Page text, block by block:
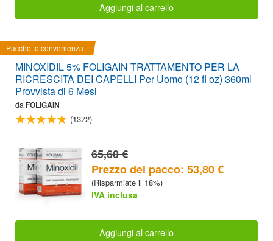
Aggiungi al carrello
Pacchetto convenienza
MINOXIDIL 5% FOLIGAIN TRATTAMENTO PER LA
RICRESCITA DEI CAPELLI Per Uomo (12 fl oz) 360ml
Provvista di 6 Mesi
da FOLIGAIN
(1372)
65,60 €
Prezzo del pacco: 53,80 €
(Risparmiate il 18%)
IVA inclusa
Aggiungi al carrello